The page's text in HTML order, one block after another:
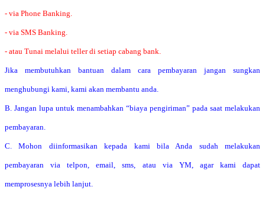
- via Phone Banking.
- via SMS Banking.
- atau Tunai melalui teller di setiap cabang bank.
Jika membutuhkan bantuan dalam cara pembayaran jangan sungkan
menghubungi kami, kami akan membantu anda.
B. Jangan lupa untuk menambahkan “biaya pengiriman” pada saat melakukan
pembayaran.
C. Mohon diinformasikan kepada kami bila Anda sudah melakukan
pembayaran via telpon, email, sms, atau via YM, agar kami dapat
memprosesnya lebih lanjut.